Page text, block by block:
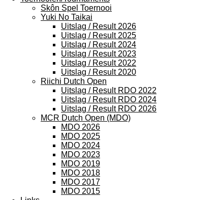
Skôn Spel Toernooi
Yuki No Taikai
Uitslag / Result 2026
Uitslag / Result 2025
Uitslag / Result 2024
Uitslag / Result 2023
Uitslag / Result 2022
Uitslag / Result 2020
Riichi Dutch Open
Uitslag / Result RDO 2022
Uitslag / Result RDO 2024
Uitslag / Result RDO 2026
MCR Dutch Open (MDO)
MDO 2026
MDO 2025
MDO 2024
MDO 2023
MDO 2019
MDO 2018
MDO 2017
MDO 2015